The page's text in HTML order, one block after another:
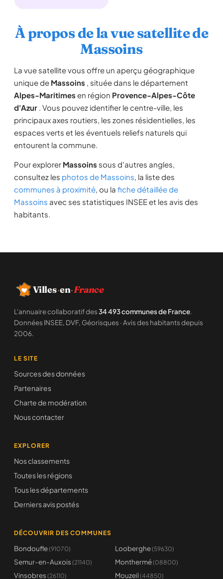
À propos de la vue satellite de
Massoins
La vue satellite vous offre un aperçu géographique
unique de Massoins , située dans le département
Alpes-Maritimes en région Provence-Alpes-Côte
d'Azur . Vous pouvez identifier le centre-ville, les
principaux axes routiers, les zones résidentielles, les
espaces verts et les éventuels reliefs naturels qui
entourent la commune.
Pour explorer Massoins sous d'autres angles,
consultez les photos de Massoins, la liste des
communes à proximité, ou la fiche détaillée de
Massoins avec ses statistiques INSEE et les avis des
habitants.
Villes·en·France
L'annuaire collaboratif des34 493 communes de France.
Données INSEE, DVF, Géorisques · Avis des habitants depuis
2006.
LE SITE
Sources des données
Partenaires
Charte de modération
Nous contacter
EXPLORER
Nos classements
Toutes les régions
Tous les départements
Derniers avis postés
DÉCOUVRIR DES COMMUNES
Bondoufle(91070) Looberghe(59630)
Semur-en-Auxois (21140) Monthermé(08800)
Vinsobres (26110) Mouzeil (44850)